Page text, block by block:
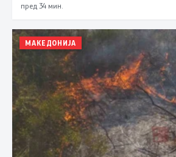
пред 34 мин.
МАКЕДОНИЈА